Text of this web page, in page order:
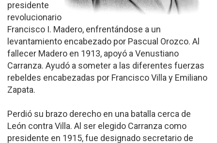
presidente
revolucionario
Francisco I. Madero, enfrentándose a un
levantamiento encabezado por Pascual Orozco. Al
fallecer Madero en 1913, apoyó a Venustiano
Carranza. Ayudó a someter a las diferentes fuerzas
rebeldes encabezadas por Francisco Villa y Emiliano
Zapata.
Perdió su brazo derecho en una batalla cerca de
León contra Villa. Al ser elegido Carranza como
presidente en 1915, fue designado secretario de